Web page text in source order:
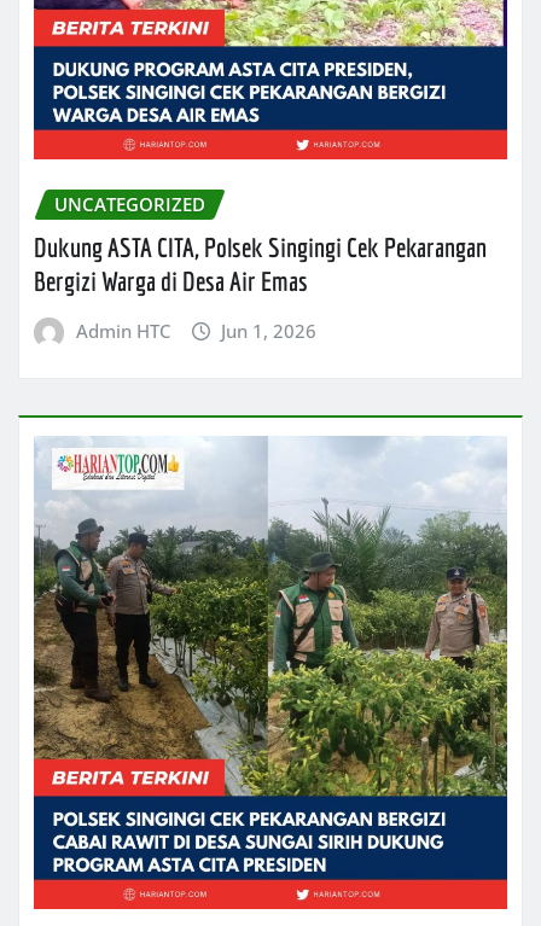
UNCATEGORIZED
Dukung ASTA CITA, Polsek Singingi Cek Pekarangan
Bergizi Warga di Desa Air Emas
Admin HTC Jun 1, 2026